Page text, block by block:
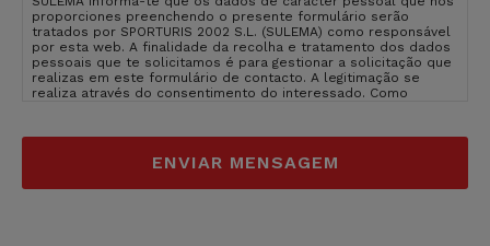
proporciones preenchendo o presente formulário serão
tratados por SPORTURIS 2002 S.L. (SULEMA) como responsável
por esta web. A finalidade da recolha e tratamento dos dados
pessoais que te solicitamos é para gestionar a solicitação que
realizas em este formulário de contacto. A legitimação se
realiza através do consentimento do interessado. Como
(provedor de hosting de SULEMA). OVH Hispano está inserido na
segundo Comissão da EU.Ver politica de privacidade de OVH